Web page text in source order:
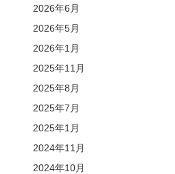
2026年6月
2026年5月
2026年1月
2025年11月
2025年8月
2025年7月
2025年1月
2024年11月
2024年10月